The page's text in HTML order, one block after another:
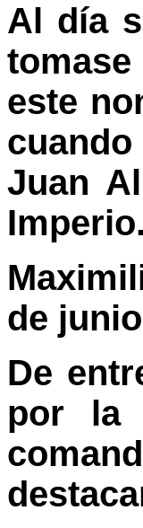
Al día
este
cuando
Juan
Imperio.
de
De
por la